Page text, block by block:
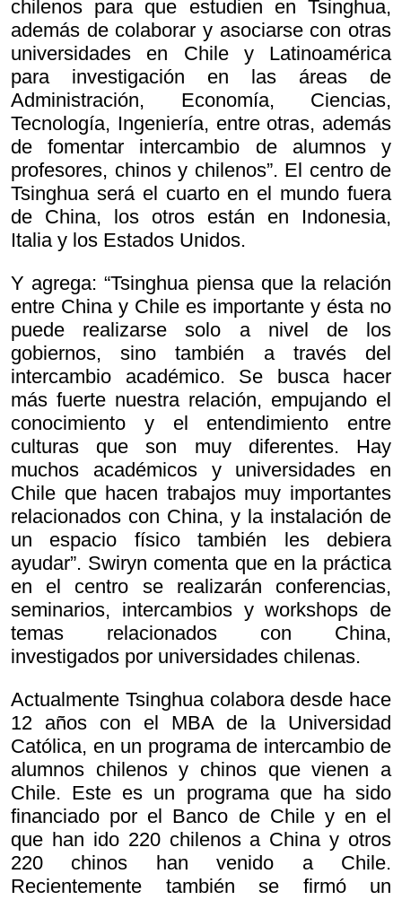
chilenos para que estudien en Tsinghua,
además de colaborar y asociarse con otras
universidades en Chile y Latinoamérica
para investigación en las áreas de
Administración, Economía, Ciencias,
Tecnología, Ingeniería, entre otras, además
de fomentar intercambio de alumnos y
profesores, chinos y chilenos”. El centro de
Tsinghua será el cuarto en el mundo fuera
de China, los otros están en Indonesia,
Italia y los Estados Unidos.
Y agrega: “Tsinghua piensa que la relación
entre China y Chile es importante y ésta no
puede realizarse solo a nivel de los
gobiernos, sino también a través del
intercambio académico. Se busca hacer
más fuerte nuestra relación, empujando el
conocimiento y el entendimiento entre
culturas que son muy diferentes. Hay
muchos académicos y universidades en
Chile que hacen trabajos muy importantes
relacionados con China, y la instalación de
un espacio físico también les debiera
ayudar”. Swiryn comenta que en la práctica
en el centro se realizarán conferencias,
seminarios, intercambios y workshops de
temas relacionados con China,
investigados por universidades chilenas.
Actualmente Tsinghua colabora desde hace
12 años con el MBA de la Universidad
Católica, en un programa de intercambio de
alumnos chilenos y chinos que vienen a
Chile. Este es un programa que ha sido
financiado por el Banco de Chile y en el
que han ido 220 chilenos a China y otros
220 chinos han venido a Chile.
Recientemente también se firmó un